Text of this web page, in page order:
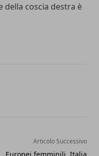
coscia destra è
Articolo Successivo